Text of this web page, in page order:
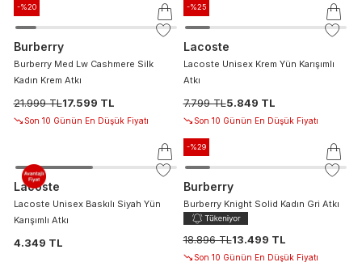
-%20
Burberry
Burberry Med Lw Cashmere Silk
Kadın Krem Atkı
21.999 TL17.599 TL
Son 10 Günün En Düşük Fiyatı
-%25
Lacoste
Lacoste Unisex Krem Yün Karışımlı
Atkı
7.799 TL5.849 TL
Son 10 Günün En Düşük Fiyatı
Lacoste
Lacoste Unisex Baskılı Siyah Yün
Karışımlı Atkı
4.349 TL
-%29
Burberry
Burberry Knight Solid Kadın Gri Atkı
18.896 TL13.499 TL
Son 10 Günün En Düşük Fiyatı